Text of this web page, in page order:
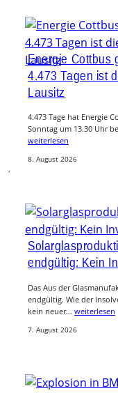
Energie Cottbus
4.473 Tagen ist
Lausitz
4.473 Tage hat Energie
Sonntag um 13.30 Uhr
weiterlesen
8. August 2026
endgültig: Kein
Das Aus der
endgültig. Wie der
kein neuer… weiterlesen
7. August 2026